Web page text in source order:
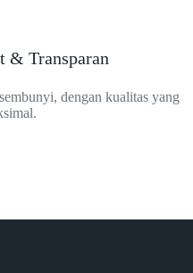
& Transparan
dengan kualitas yang